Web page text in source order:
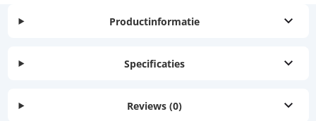
Productinformatie
Specificaties
Reviews (0)